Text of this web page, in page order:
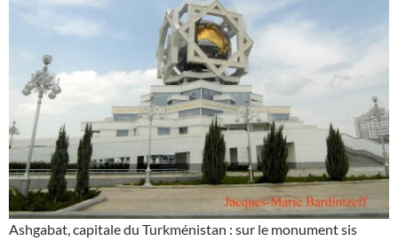
Ashgabat, capitale du Turkménistan : sur le monument sis